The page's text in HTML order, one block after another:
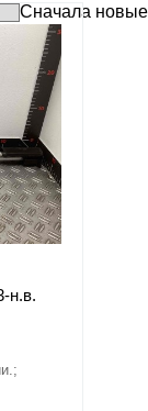
Сначала новые
н.в.